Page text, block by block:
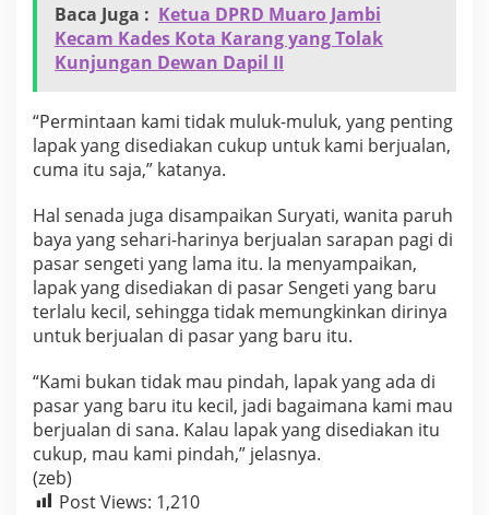
Baca Juga : Ketua DPRD Muaro Jambi
Kecam Kades Kota Karang yang Tolak
Kunjungan Dewan Dapil II
“Permintaan kami tidak muluk-muluk, yang penting
lapak yang disediakan cukup untuk kami berjualan,
cuma itu saja,” katanya.
Hal senada juga disampaikan Suryati, wanita paruh
baya yang sehari-harinya berjualan sarapan pagi di
pasar sengeti yang lama itu. Ia menyampaikan,
lapak yang disediakan di pasar Sengeti yang baru
terlalu kecil, sehingga tidak memungkinkan dirinya
untuk berjualan di pasar yang baru itu.
“Kami bukan tidak mau pindah, lapak yang ada di
pasar yang baru itu kecil, jadi bagaimana kami mau
berjualan di sana. Kalau lapak yang disediakan itu
cukup, mau kami pindah,” jelasnya.
(zeb)
Post Views: 1,210